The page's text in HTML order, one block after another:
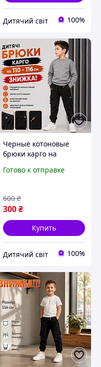
Дитячий світ 100%
Черные котоновые
брюки карго на
мальчика 5-6лет,
джоггеры с карманами
на весну осень
Готово к отправке
300₴
600 ₴
Купить
Дитячий світ 100%